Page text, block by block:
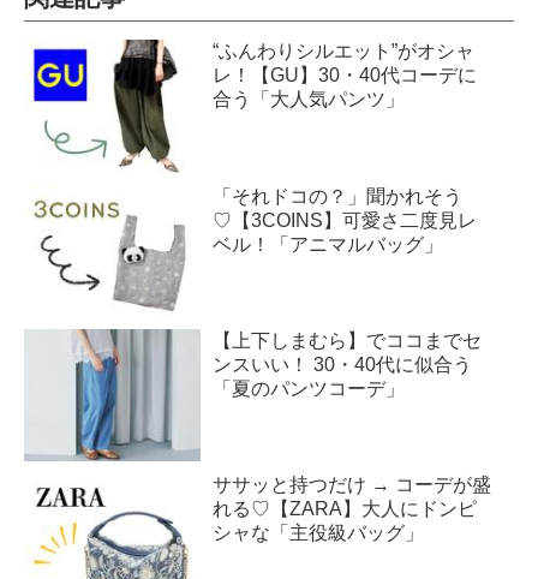
“ふんわりシルエット”がオシャ
レ！【GU】30・40代コーデに
合う「大人気パンツ」
「それドコの？」聞かれそう
♡【3COINS】可愛さ二度見レ
ベル！「アニマルバッグ」
【上下しまむら】でココまでセ
ンスいい！ 30・40代に似合う
「夏のパンツコーデ」
ササッと持つだけ → コーデが盛
れる♡【ZARA】大人にドンピ
シャな「主役級バッグ」